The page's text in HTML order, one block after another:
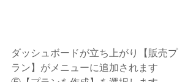
ダッシュボードが立ち上がり【販売プ
ラン】がメニューに追加されます